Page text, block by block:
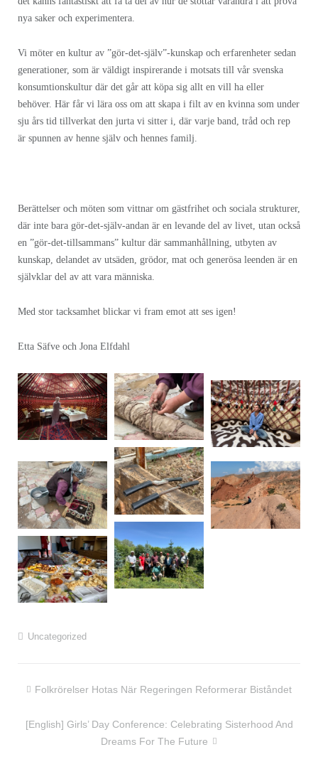
nya saker och experimentera.
Vi möter en kultur av ”gör-det-själv”-kunskap och erfarenheter sedan
generationer, som är väldigt inspirerande i motsats till vår svenska
konsumtionskultur där det går att köpa sig allt en vill ha eller
behöver. Här får vi lära oss om att skapa i filt av en kvinna som under
sju års tid tillverkat den jurta vi sitter i, där varje band, tråd och rep
är spunnen av henne själv och hennes familj.
Berättelser och möten som vittnar om gästfrihet och sociala strukturer,
där inte bara gör-det-själv-andan är en levande del av livet, utan också
en ”gör-det-tillsammans” kultur där sammanhållning, utbyten av
kunskap, delandet av utsäden, grödor, mat och generösa leenden är en
självklar del av att vara människa.
Med stor tacksamhet blickar vi fram emot att ses igen!
Etta Säfve och Jona Elfdahl
Uncategorized
Inläggsnavigering
Folkrörelser Hotas När Regeringen Reformerar Biståndet
[English] Girls’ Day Conference: Celebrating Sisterhood And
Dreams For The Future